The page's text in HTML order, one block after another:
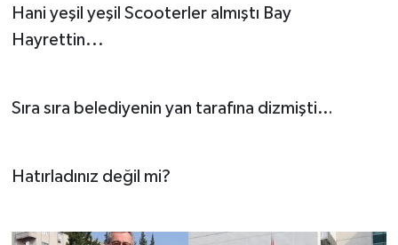
Hani yeşil yeşil Scooterler almıştı Bay
Hayrettin...
Sıra sıra belediyenin yan tarafına dizmişti…
Hatırladınız değil mi?